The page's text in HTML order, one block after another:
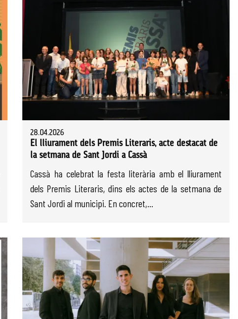
28.04.2026
El lliurament dels Premis Literaris, acte destacat de
la setmana de Sant Jordi a Cassà
Cassà ha celebrat la festa literària amb el lliurament
dels Premis Literaris, dins els actes de la setmana de
Sant Jordi al municipi. En concret,...